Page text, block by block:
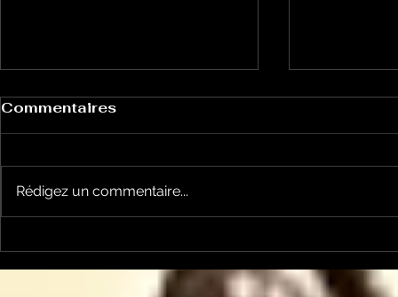
contestations à Foix
sera
élections
Commentaires
Rédigez un commentaire...